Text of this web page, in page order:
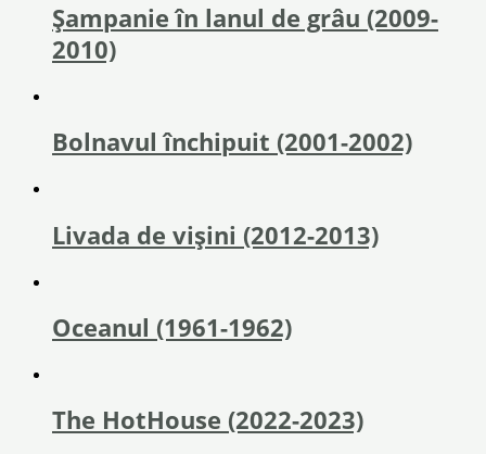
Şampanie în lanul de grâu (2009-
2010)
Bolnavul închipuit (2001-2002)
Livada de vișini (2012-2013)
Oceanul (1961-1962)
The HotHouse (2022-2023)